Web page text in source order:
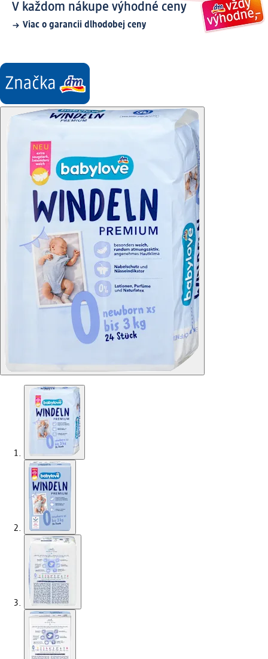
V každom nákupe výhodné ceny
Viac o garancii dlhodobej ceny